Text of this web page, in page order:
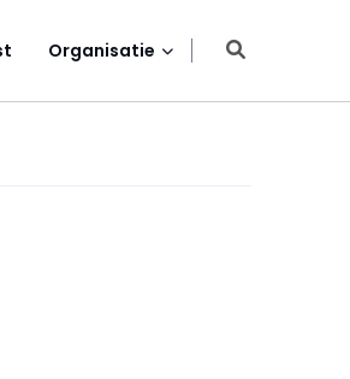
Organisatie